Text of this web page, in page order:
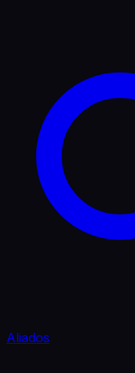
Aliados